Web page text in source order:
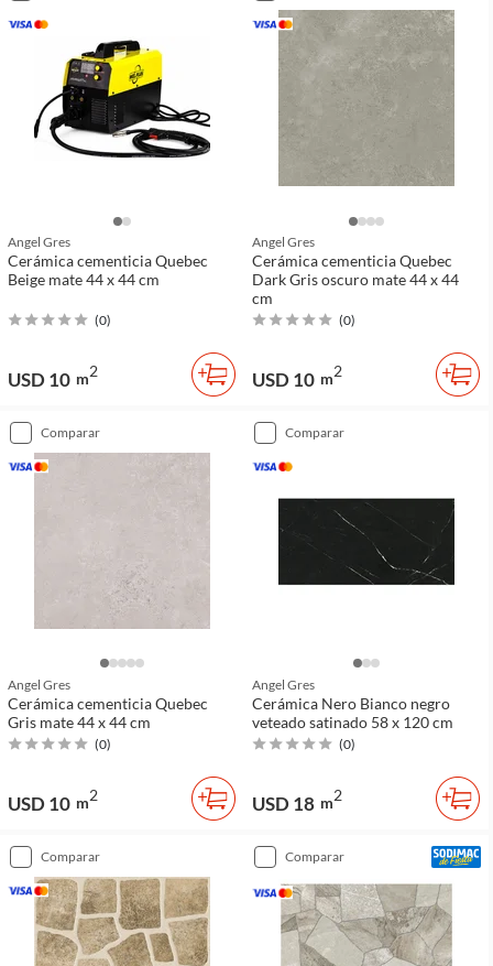
Angel Gres
Cerámica cementicia Quebec
Beige mate 44 x 44 cm
(0)
USD 10 m2
Angel Gres
Cerámica cementicia Quebec
Dark Gris oscuro mate 44 x 44
cm
(0)
USD 10 m2
comparar
Angel Gres
Cerámica cementicia Quebec
Gris mate 44 x 44 cm
(0)
USD 10 m2
comparar
Angel Gres
Cerámica Nero Bianco negro
veteado satinado 58 x 120 cm
(0)
USD 18 m2
comparar comparar